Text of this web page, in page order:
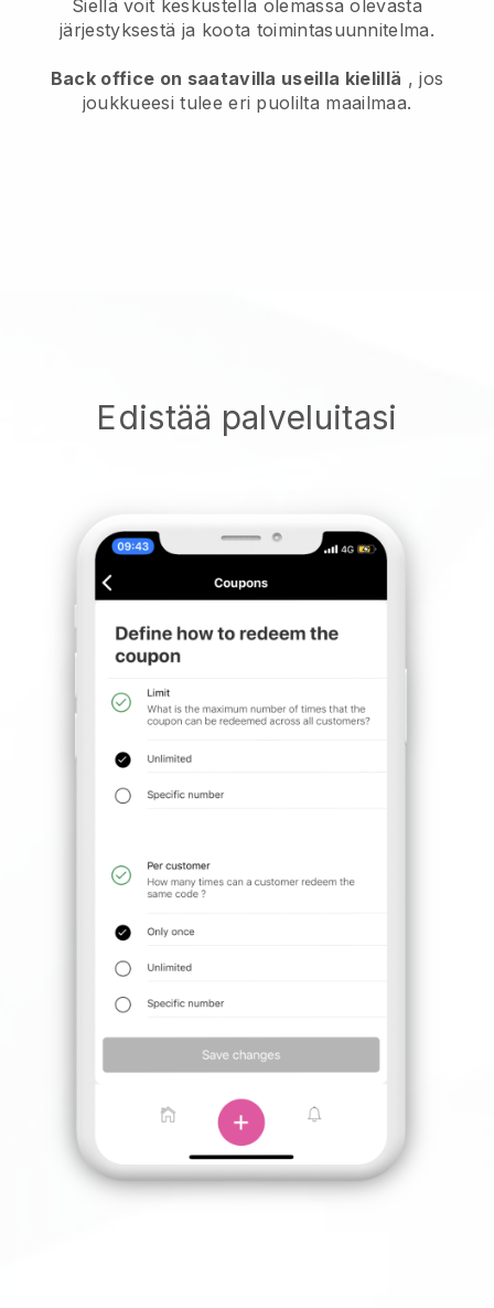
Siellä voit keskustella olemassa olevasta
järjestyksestä ja koota toimintasuunnitelma.
Back office on saatavilla useilla kielillä , jos
joukkueesi tulee eri puolilta maailmaa.
Edistää palveluitasi